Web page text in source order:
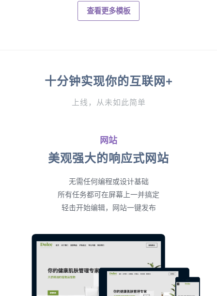
查看更多模板
十分钟实现你的互联网+
上线，从未如此简单
网站
美观强大的响应式网站
无需任何编程或设计基础
所有任务都可在屏幕上一并搞定
轻击开始编辑，网站一键发布